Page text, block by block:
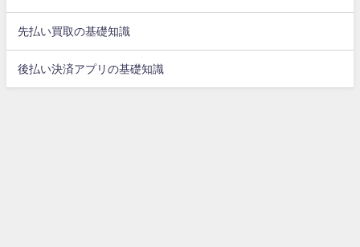
先払い買取の基礎知識
後払い決済アプリの基礎知識